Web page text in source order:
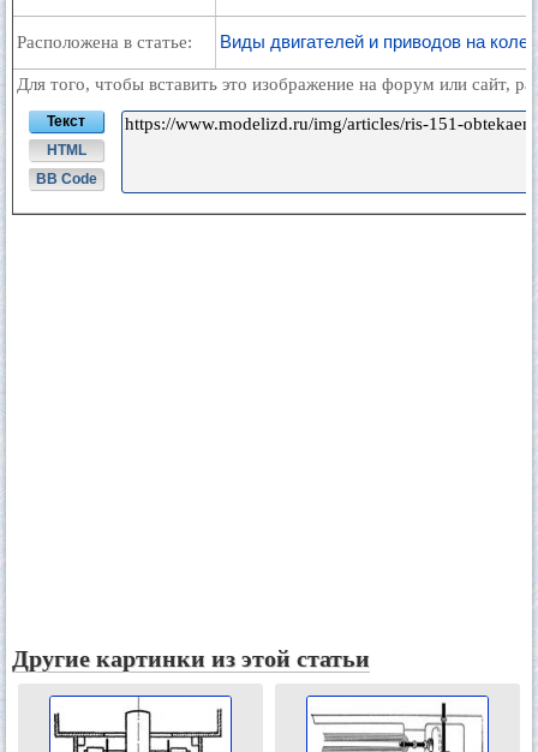
Расположена в статье: Виды двигателей и приводов на
Для того, чтобы вставить это изображение на форум или сайт,
Текст
HTML
BB Code
Другие картинки из этой статьи